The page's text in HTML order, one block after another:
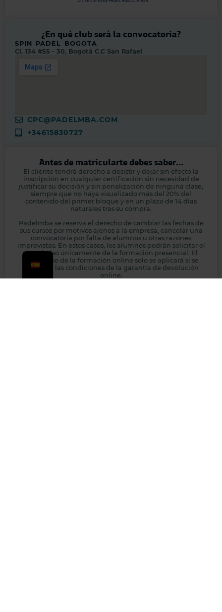
¿En qué club será la convocatoria?
SPIN PADEL BOGOTA
Cl. 134 #55 - 30, Bogotá C.C San Rafael
CPC@PADELMBA.COM
+34615830727
Antes de matricularte debes saber...
El cliente tendrá derecho a desistir y dejar sin efecto la
inscripción en cualquier certificación sin necesidad de
justificar su decisión y sin penalización de ninguna clase,
siempre que no haya visualizado más del 20% del
contenido del primer bloque y en un plazo de 14 días
naturales tras su compra.
Padelmba se reserva el derecho de cambiar las fechas de
sus cursos por motivos ajenos a la empresa, cancelar una
convocatoria por falta de alumnos u otras razones
imprevistas. En estos casos, los alumnos podrán solicitar el
reembolso únicamente de la formación presencial. El
reembolso de la formación online solo se aplicará si se
cumplen las condiciones de la garantía de devolución
online.